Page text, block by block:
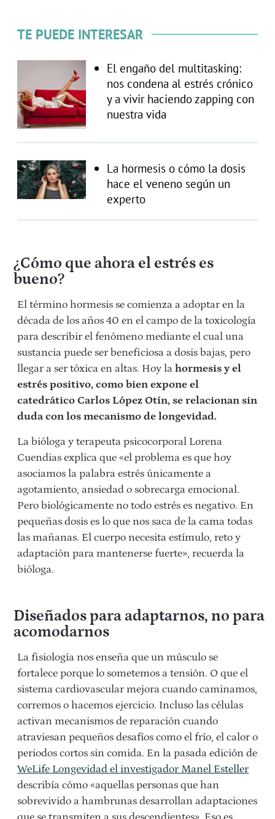
TE PUEDE INTERESAR
El engaño del multitasking:
nos condena al estrés crónico
y a vivir haciendo zapping con
nuestra vida
La hormesis o cómo la dosis
hace el veneno según un
experto
¿Cómo que ahora el estrés es
bueno?
El término hormesis se comienza a adoptar en la
década de los años 40 en el campo de la toxicología
para describir el fenómeno mediante el cual una
sustancia puede ser beneficiosa a dosis bajas, pero
llegar a ser tóxica en altas. Hoy la hormesis y el
estrés positivo, como bien expone el
catedrático Carlos López Otín, se relacionan sin
duda con los mecanismo de longevidad.
La bióloga y terapeuta psicocorporal Lorena
Cuendias explica que «el problema es que hoy
asociamos la palabra estrés únicamente a
agotamiento, ansiedad o sobrecarga emocional.
Pero biológicamente no todo estrés es negativo. En
pequeñas dosis es lo que nos saca de la cama todas
las mañanas. El cuerpo necesita estímulo, reto y
adaptación para mantenerse fuerte», recuerda la
bióloga.
Diseñados para adaptarnos, no para
acomodarnos
La fisiología nos enseña que un músculo se
fortalece porque lo sometemos a tensión. O que el
sistema cardiovascular mejora cuando caminamos,
corremos o hacemos ejercicio. Incluso las células
activan mecanismos de reparación cuando
atraviesan pequeños desafíos como el frío, el calor o
periodos cortos sin comida. En la pasada edición de
WeLife Longevidad el investigador Manel Esteller
describía cómo «aquellas personas que han
sobrevivido a hambrunas desarrollan adaptaciones